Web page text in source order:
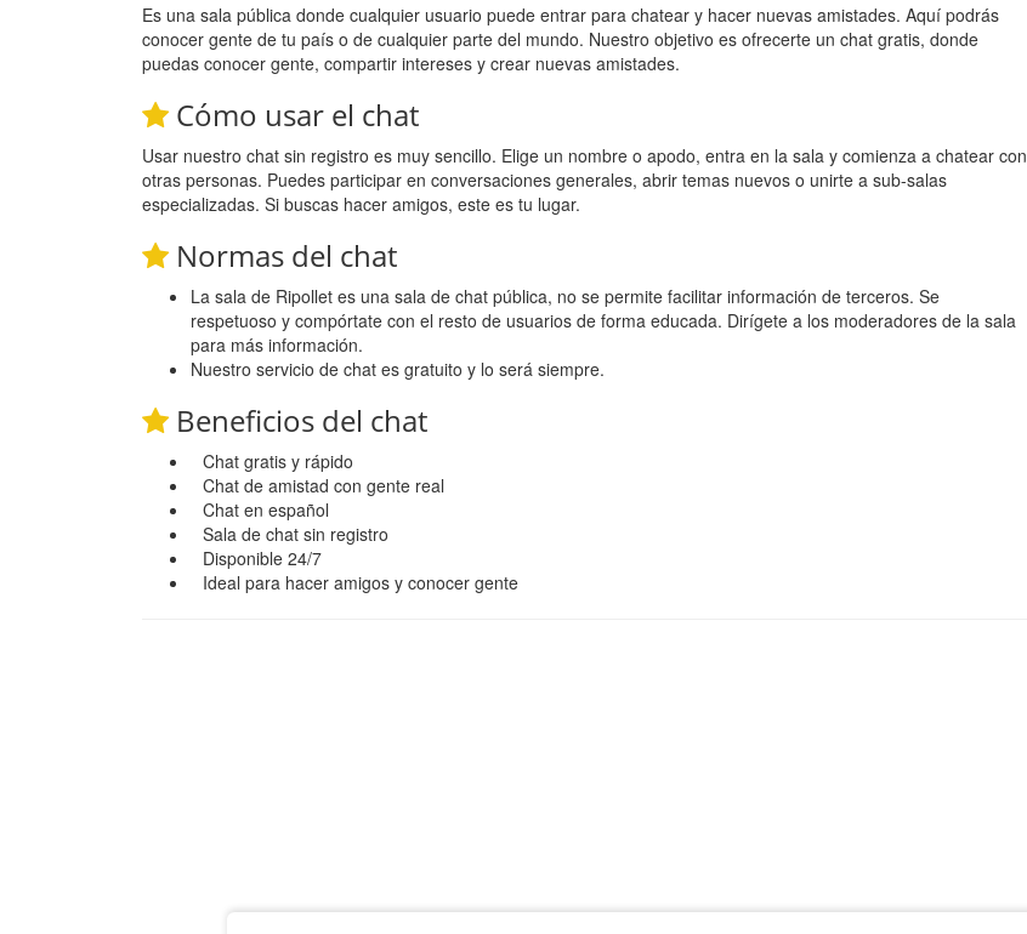
Es una sala pública donde cualquier usuario puede entrar para chatear y hacer nuevas amistades. Aquí podrás
conocer gente de tu país o de cualquier parte del mundo. Nuestro objetivo es ofrecerte un chat gratis, donde
puedas conocer gente, compartir intereses y crear nuevas amistades.
Cómo usar el chat
Usar nuestro chat sin registro es muy sencillo. Elige un nombre o apodo, entra en la sala y comienza a chatear con
otras personas. Puedes participar en conversaciones generales, abrir temas nuevos o unirte a sub-salas
especializadas. Si buscas hacer amigos, este es tu lugar.
Normas del chat
La sala de Ripollet es una sala de chat pública, no se permite facilitar información de terceros. Se
respetuoso y compórtate con el resto de usuarios de forma educada. Dirígete a los moderadores de la sala
para más información.
Nuestro servicio de chat es gratuito y lo será siempre.
Beneficios del chat
Chat gratis y rápido
Chat de amistad con gente real
Chat en español
Sala de chat sin registro
Disponible 24/7
Ideal para hacer amigos y conocer gente